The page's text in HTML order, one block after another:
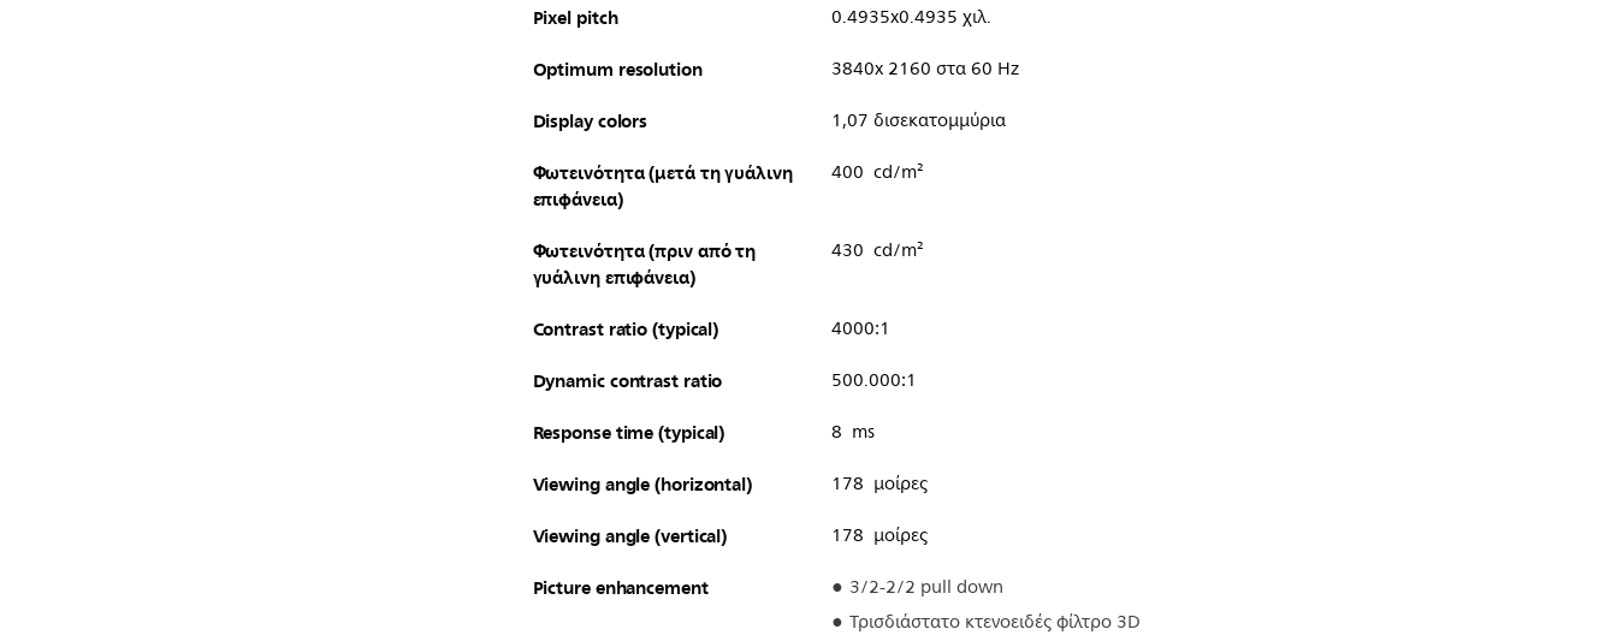
Pixel pitch 0.4935x0.4935 χιλ.
Optimum resolution 3840x 2160 στα 60 Hz
Display colors 1,07 δισεκατομμύρια
Φωτεινότητα (μετά τη γυάλινη
επιφάνεια)
400 cd/m²
Φωτεινότητα (πριν από τη
γυάλινη επιφάνεια)
430 cd/m²
Contrast ratio (typical) 4000:1
Dynamic contrast ratio 500.000:1
Response time (typical) 8 ms
Viewing angle (horizontal) 178 μοίρες
Viewing angle (vertical) 178 μοίρες
Picture enhancement
3/2-2/2 pull down
Τρισδιάστατο κτενοειδές φίλτρο 3D